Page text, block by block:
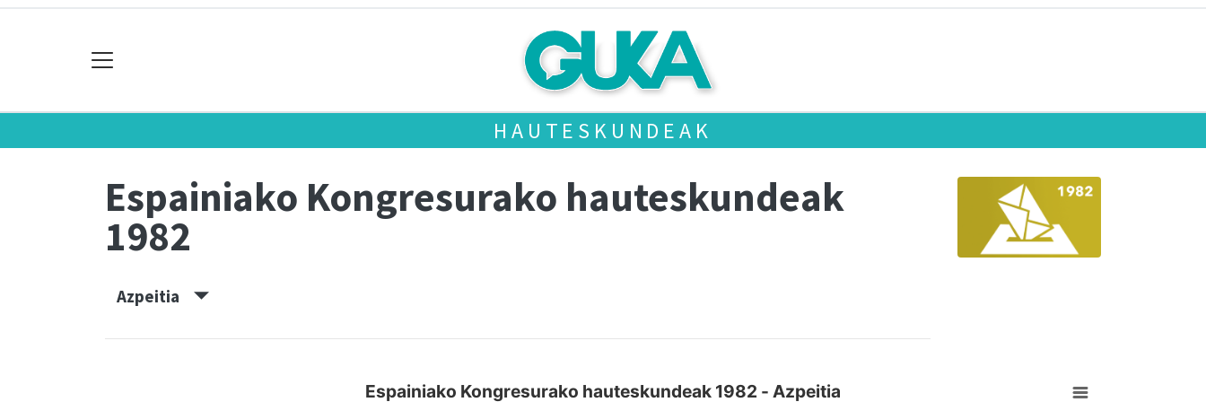
HAUTESKUNDEAK
Espainiako Kongresurako hauteskundeak
1982
Azpeitia
Espainiako Kongresurako hauteskundeak 1982 - Azpeitia